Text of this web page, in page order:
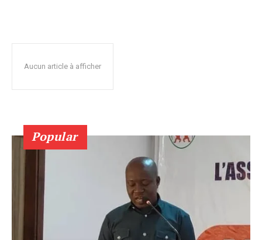
Aucun article à afficher
Popular